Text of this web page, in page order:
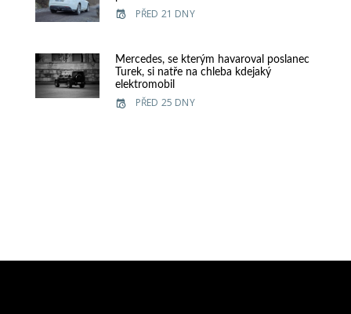
PŘED 21 DNY
Mercedes, se kterým havaroval poslanec
Turek, si natře na chleba kdejaký
elektromobil
PŘED 25 DNY